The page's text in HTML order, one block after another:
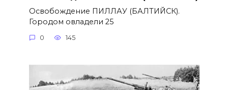
Освобождение ПИЛЛАУ (БАЛТИЙСК).
Городом овладели 25
0 145